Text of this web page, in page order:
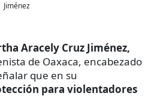
Jiménez
Aracely Cruz Jiménez,
de Oaxaca, encabezado
que en su
para violentadores